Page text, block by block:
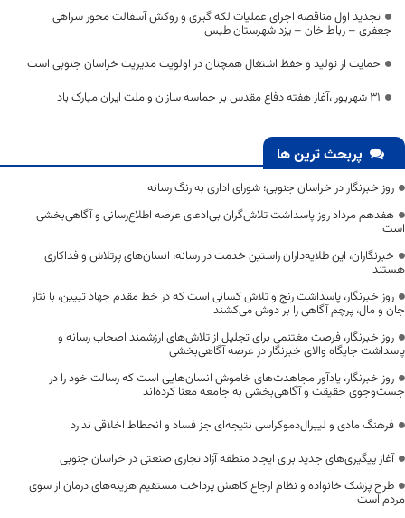
تجدید اول مناقصه اجرای عملیات لکه گیری و روکش آسفالت محور سراهی
جعفری – رباط خان – یزد شهرستان طبس
حمایت از تولید و حفظ اشتغال همچنان در اولویت مدیریت خراسان جنوبی است
31 شهریور ،آغاز هفته دفاع مقدس بر حماسه سازان و ملت ایران مبارک باد
پربحث ترین ها
روز خبرنگار در خراسان جنوبی؛ شورای اداری به رنگ رسانه
هفدهم مرداد روز پاسداشت تلاش‌گران بی‌ادعای عرصه اطلاع‌رسانی و آگاهی‌بخشی
است
خبرنگاران، این طلایه‌داران راستین خدمت در رسانه، انسان‌های پرتلاش و فداکاری
هستند
روز خبرنگار، پاسداشت رنج و تلاش کسانی است که در خط مقدم جهاد تبیین، با نثار
جان و مال، پرچم آگاهی را بر دوش می‌کشند
روز خبرنگار، فرصت مغتنمی برای تجلیل از تلاش‌های ارزشمند اصحاب رسانه و
پاسداشت جایگاه والای خبرنگار در عرصه آگاهی‌بخشی
روز خبرنگار، یادآور مجاهدت‌های خاموش انسان‌هایی است که رسالت خود را در
جست‌وجوی حقیقت و آگاهی‌بخشی به جامعه معنا کرده‌اند
فرهنگ مادی و لیبرال‌دموکراسی نتیجه‌ای جز فساد و انحطاط اخلاقی ندارد
آغاز پیگیری‌های جدید برای ایجاد منطقه آزاد تجاری صنعتی در خراسان جنوبی
طرح پزشک خانواده و نظام ارجاع کاهش پرداخت مستقیم هزینه‌های درمان از سوی
مردم است